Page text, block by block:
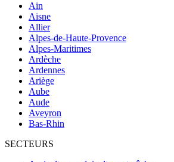
Ain
Aisne
Allier
Alpes-de-Haute-Provence
Alpes-Maritimes
Ardèche
Ardennes
Ariège
Aube
Aude
Aveyron
Bas-Rhin
SECTEURS